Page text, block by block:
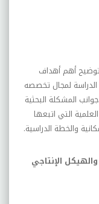
أهم أهداف
لمجال تخصصه
المشكلة البحثية
التي اتبعها
والخطة الدراسية.
الإنتاجي